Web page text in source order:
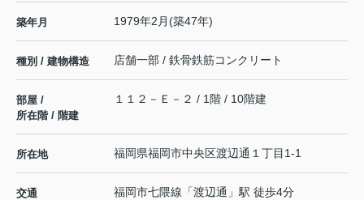
築年月 1979年2月(築47年)
種別 / 建物構造 店舗一部 / 鉄骨鉄筋コンクリート
部屋 /
所在階 / 階建
１１２－Ｅ－２ / 1階 / 10階建
所在地 福岡県福岡市中央区渡辺通 １丁目1-1
交通 福岡市七隈線 「渡辺通 」駅 徒歩4分